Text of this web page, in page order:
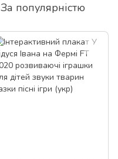
За популярністю